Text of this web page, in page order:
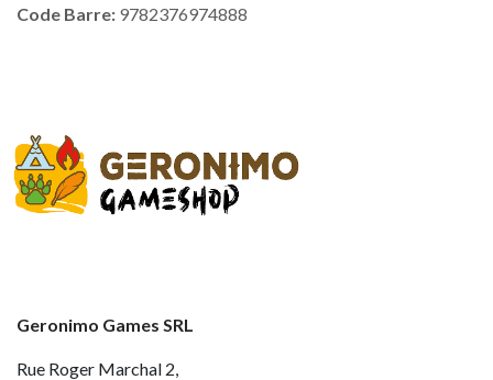
Code Barre: 9782376974888
Geronimo Games SRL
Rue Roger Marchal 2,